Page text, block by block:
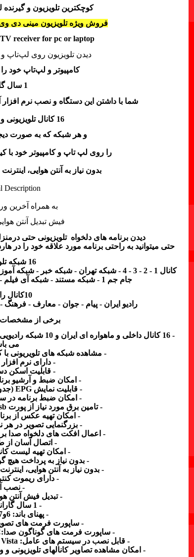
کوچکترین تلویزیون و
فروش ویژه تلویزیون مینی دی وی دیجیتال
receiver for pc or laptop
دیدن تلویزیون روی لپ‌تاپ و
کامپیوتر و لپ‌تاپ خود
1 سال
شما با داشتن این دستگاه و نصب نرم
16 کانال تلویزیونی و 10 شبکه
و هر شبکه که به صورت
را روی لپ‌ تاپ و کامپیوتر خود با
بدون نیاز به آنتن هوایی،
Description
به همراه آخرین
فیش تبدیل آنتن
دیدن برنامه های دلخواه تلویزیونی حتی
حتی میتوانید به راحتی برنامه مورد علاقه خود را در
16 شبکه
کانال 1 - 2 - 3 - 4 - شبکه تهران
-شبکه خبر -شبکه
جام جم 1
- شبکه مستند - شبکه آی فیلم -
10کانال
رادیو ایران - پیام - جوان - معارف -فرهنگ
برخی از مشخصات
- 16
کانال داخلی و
می
- مشاهده شبکه های تلویریونی با
- دارای نرم
-قابلیت اسکن
- امکان ضبط و آرشیو
-قابلیت نمایش EPG (
- امکان ضبط برنامه در
-تامین برق مورد نیاز از پورت
- امکان تهیه عکس از
-بزرگنمایی تصویر در هر
- اعمال افکت های دلخواه صدا
- اتصال آسان از
- امکان تهیه لیست
-بدون نیاز به پرداخت هیچ
-بدون نیاز به آنتن هوایی،
- دارای ریموت
-نصب
-تبدیل فیش آنتن
- 1
سال
- پهنای باند: 6
و7و8 مگا هرتز
- ساپورت فرمت های
-ساپورت فرمت های گوناگون صدا :mpg-ll Audio Layer l &ll,AAC+
- قابل نصب در سیستم های عامل: Microsoft Windows XP, Windows7, Vista
- امکان مشاهده تصاویر کانالهای